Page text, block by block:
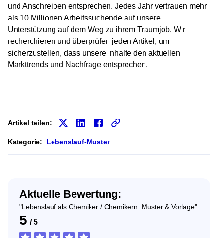
und Anschreiben entsprechen. Jedes Jahr vertrauen mehr
als 10 Millionen Arbeitssuchende auf unsere
Unterstützung auf dem Weg zu ihrem Traumjob. Wir
recherchieren und überprüfen jeden Artikel, um
sicherzustellen, dass unsere Inhalte den aktuellen
Markttrends und Nachfrage entsprechen.
Artikel teilen:
Kategorie: Lebenslauf-Muster
Aktuelle Bewertung:
"Lebenslauf als Chemiker / Chemikern: Muster & Vorlage"
5 / 5